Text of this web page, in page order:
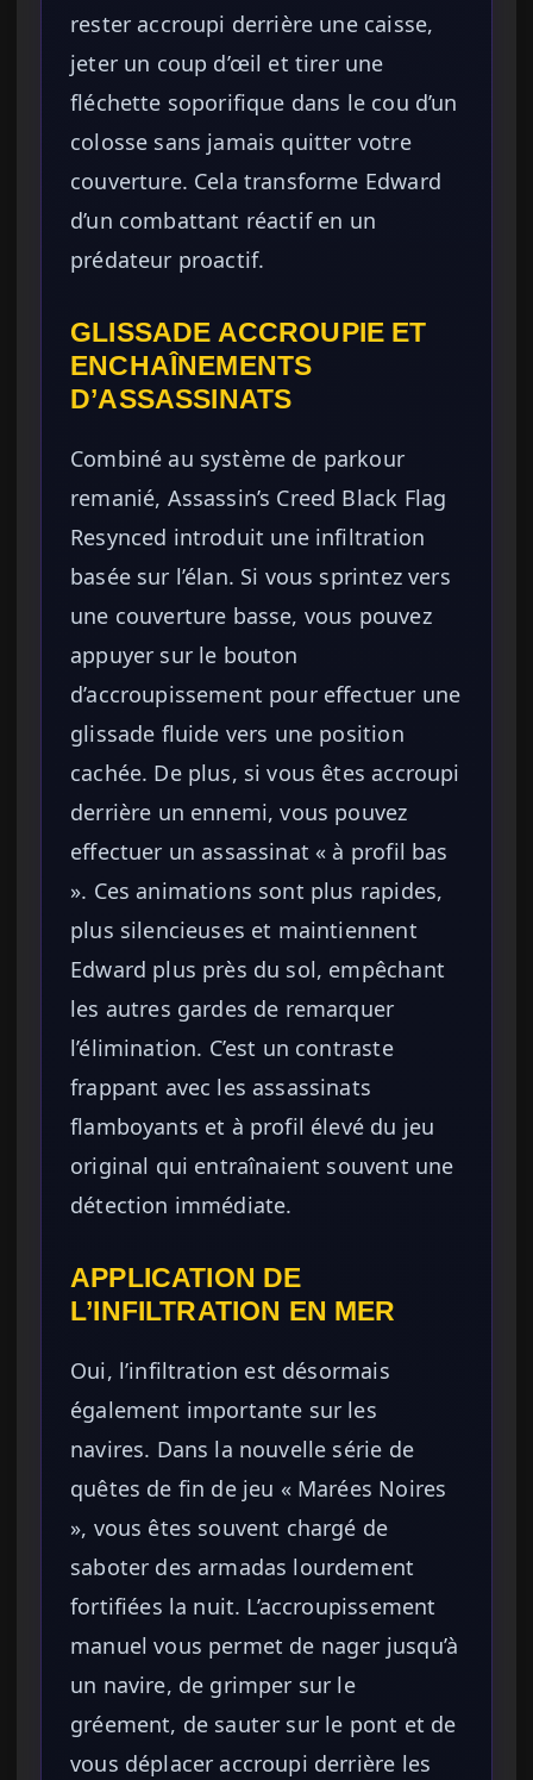
rester accroupi derrière une caisse,
jeter un coup d’œil et tirer une
fléchette soporifique dans le cou d’un
colosse sans jamais quitter votre
couverture. Cela transforme Edward
d’un combattant réactif en un
prédateur proactif.
GLISSADE ACCROUPIE ET
ENCHAÎNEMENTS
D’ASSASSINATS
Combiné au système de parkour
remanié, Assassin’s Creed Black Flag
Resynced introduit une infiltration
basée sur l’élan. Si vous sprintez vers
une couverture basse, vous pouvez
appuyer sur le bouton
d’accroupissement pour effectuer une
glissade fluide vers une position
cachée. De plus, si vous êtes accroupi
derrière un ennemi, vous pouvez
effectuer un assassinat « à profil bas
». Ces animations sont plus rapides,
plus silencieuses et maintiennent
Edward plus près du sol, empêchant
les autres gardes de remarquer
l’élimination. C’est un contraste
frappant avec les assassinats
flamboyants et à profil élevé du jeu
original qui entraînaient souvent une
détection immédiate.
APPLICATION DE
L’INFILTRATION EN MER
Oui, l’infiltration est désormais
également importante sur les
navires. Dans la nouvelle série de
quêtes de fin de jeu « Marées Noires
», vous êtes souvent chargé de
saboter des armadas lourdement
fortifiées la nuit. L’accroupissement
manuel vous permet de nager jusqu’à
un navire, de grimper sur le
gréement, de sauter sur le pont et de
vous déplacer accroupi derrière les